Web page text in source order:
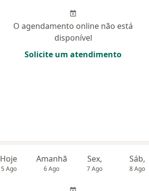
O agendamento online não está
disponível
Solicite um atendimento
Hoje
5 Ago
Amanhã
6 Ago
Sex,
7 Ago
Sáb,
8 Ago